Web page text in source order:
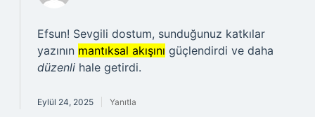
Efsun! Sevgili dostum, sunduğunuz katkılar
yazının mantıksal akışını güçlendirdi ve daha
düzenli hale getirdi.
Eylül 24, 2025 Yanıtla